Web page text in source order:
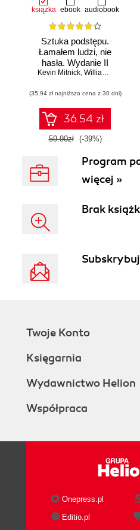
książka ebook audiobook
Sztuka podstępu.
Łamałem ludzi, nie
hasła. Wydanie II
Kevin Mitnick, William L. Simon
(35,94 zł najniższa cena z 30 dni)
36.54 zł
59.90zł (-39%)
Program
więcej »
Brak
Twoje Konto
Księgarnia
Wydawnictwo Helion
Współpraca
Onepress.pl
Editio.pl